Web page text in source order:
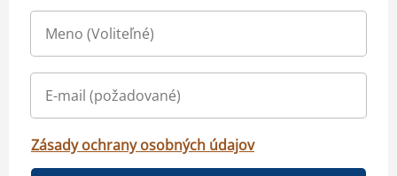
Zásady ochrany osobných údajov